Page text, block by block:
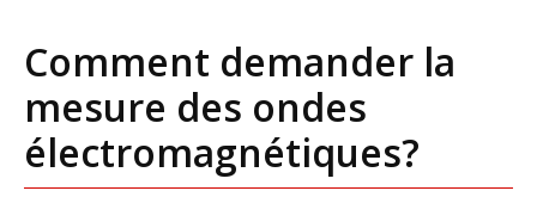
Comment demander la
mesure des ondes
électromagnétiques?